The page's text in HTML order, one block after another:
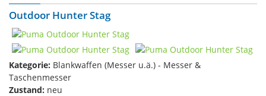
Outdoor Hunter Stag
Kategorie: Blankwaffen (Messer u.ä.) - Messer &
Taschenmesser
Zustand: neu